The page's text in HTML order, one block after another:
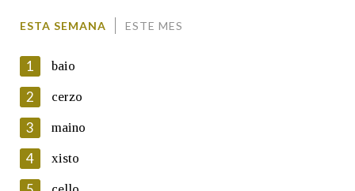
En cumprimento da normativa vixente en materia de
Protección de Datos de Carácter Persoal, a Real Academia
Galega informa a aqueles usuarios que faciliten o seu correo
electrónico, así como calquera outra información de carácter
ESTA SEMANA ESTE MES
1 baio
2 cerzo
3 maino
4 xisto